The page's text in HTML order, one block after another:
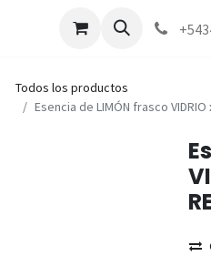
Como comprar
Todos los productos
Esencia de LIMÓN frasco VIDRIO